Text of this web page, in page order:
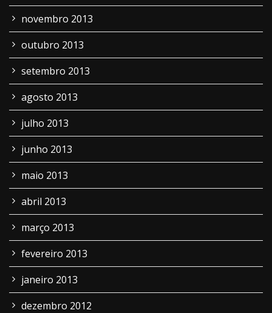
novembro 2013
outubro 2013
setembro 2013
agosto 2013
julho 2013
junho 2013
maio 2013
abril 2013
março 2013
fevereiro 2013
janeiro 2013
dezembro 2012